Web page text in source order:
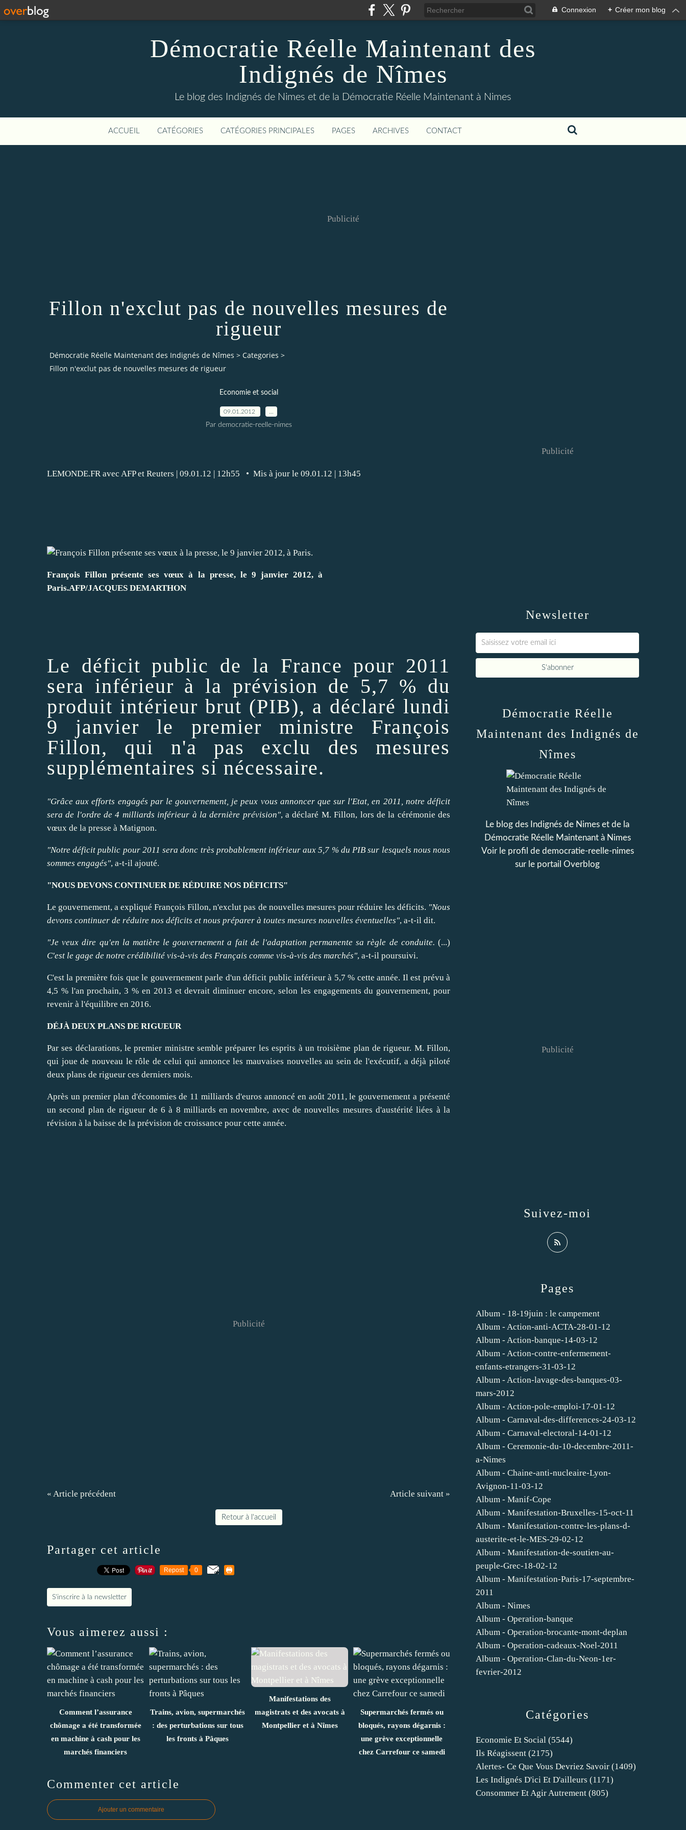
Connexion + Créer mon blog
Démocratie Réelle Maintenant des
Indignés de Nîmes
Le blog des Indignés de Nimes et de la Démocratie Réelle Maintenant à Nimes
ACCUEIL CATÉGORIES CATÉGORIES PRINCIPALES PAGES ARCHIVES CONTACT
Publicité
Fillon n'exclut pas de nouvelles mesures de
rigueur
Démocratie Réelle Maintenant des Indignés de Nîmes > Categories >
Fillon n'exclut pas de nouvelles mesures de rigueur
Economie et social
09.01.2012
Par democratie-reelle-nimes
LEMONDE.FR avec AFP et Reuters | 09.01.12 | 12h55 • Mis à jour le 09.01.12 | 13h45
François Fillon présente ses vœux à la presse, le 9 janvier 2012, à
Paris.AFP/JACQUES DEMARTHON
Le déficit public de la France pour 2011
sera inférieur à la prévision de 5,7 % du
produit intérieur brut (PIB), a déclaré lundi
9 janvier le premier ministre François
Fillon, qui n'a pas exclu des mesures
supplémentaires si nécessaire.
"Grâce aux efforts engagés par le gouvernement, je peux vous annoncerque sur l'Etat, en 2011, notre déficit
sera de l'ordre de 4 milliards inférieur à la dernière prévision", a déclaré M. Fillon, lors de la cérémonie des
vœux de la presse à Matignon.
"Notre déficit public pour 2011 sera donc très probablement inférieur aux 5,7 % du PIB sur lesquels nous nous
sommes engagés", a-t-il ajouté.
"NOUS DEVONS CONTINUERDE RÉDUIRE NOS DÉFICITS"
Le gouvernement, a expliqué François Fillon, n'exclut pas de nouvelles mesures pour réduire les déficits. "Nous
devons continuer de réduire nos déficits et nous préparer à toutes mesures nouvelles éventuelles", a-t-il dit.
"Je veuxdire qu'en la matière le gouvernement a fait de l'adaptation permanente sa règle de conduite. (...)
C'est le gage de notre crédibilité vis-à-vis des Français comme vis-à-vis des marchés", a-t-il poursuivi.
C'est la première fois que le gouvernement parle d'un déficit public inférieur à 5,7 % cette année. Il est prévu à
4,5 % l'an prochain, 3 % en 2013 et devraitdiminuer encore, selon les engagements du gouvernement, pour
revenir à l'équilibre en 2016.
DÉJÀ DEUX PLANS DE RIGUEUR
Par ses déclarations, le premier ministre semblepréparer les esprits à un troisième plan de rigueur. M. Fillon,
qui joue de nouveau le rôle de celui qui annonce les mauvaises nouvelles au sein de l'exécutif, a déjà piloté
deux plans de rigueur ces derniers mois.
Après un premier plan d'économies de 11 milliards d'euros annoncé en août 2011, le gouvernement a présenté
un second plan de rigueur de 6 à 8 milliards en novembre, avec de nouvelles mesures d'austérité liées à la
révision à la baisse de la prévision de croissance pour cette année.
Publicité
« Article précédent Article suivant »
Retour à l'accueil
Partager cet article
Repost 0
S'inscrire à la newsletter
Vous aimerez aussi :
Comment l’assurance
chômage a été transformée
en machine à cash pour les
marchés financiers
Trains, avion, supermarchés
: des perturbations sur tous
les fronts à Pâques
Manifestations des
magistrats et des avocats à
Montpellier et à Nîmes
Supermarchés fermés ou
bloqués, rayons dégarnis :
une grève exceptionnelle
chez Carrefour ce samedi
Commenter cet article
Ajouter un commentaire
Newsletter
Publicité
Catégories
Economie Et Social (5544)
Ils Réagissent (2175)
Alertes- Ce Que Vous Devriez Savoir (1409)
Les Indignés D'ici Et D'ailleurs (1171)
Consommer Et Agir Autrement (805)
Pages
Album - 18-19juin : le campement
Album - Action-anti-ACTA-28-01-12
Album - Action-banque-14-03-12
Album - Action-contre-enfermement-
enfants-etrangers-31-03-12
Album - Action-lavage-des-banques-03-
mars-2012
Album - Action-pole-emploi-17-01-12
Album - Carnaval-des-differences-24-03-12
Album - Carnaval-electoral-14-01-12
Album - Ceremonie-du-10-decembre-2011-
a-Nimes
Album - Chaine-anti-nucleaire-Lyon-
Avignon-11-03-12
Album - Manif-Cope
Album - Manifestation-Bruxelles-15-oct-11
Album - Manifestation-contre-les-plans-d-
austerite-et-le-MES-29-02-12
Album - Manifestation-de-soutien-au-
peuple-Grec-18-02-12
Album - Manifestation-Paris-17-septembre-
2011
Album - Nimes
Album - Operation-banque
Album - Operation-brocante-mont-deplan
Album - Operation-cadeaux-Noel-2011
Album - Operation-Clan-du-Neon-1er-
fevrier-2012
Démocratie Réelle
Maintenant des Indignés de
Nîmes
Le blog des Indignés de Nimes et de la
Démocratie Réelle Maintenant à Nimes
Voir le profil de democratie-reelle-nimes
sur le portail Overblog
Suivez-moi
Publicité